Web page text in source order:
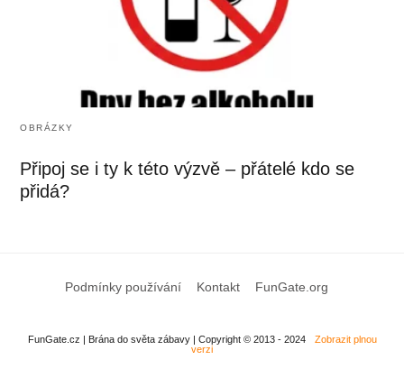
OBRÁZKY
Připoj se i ty k této výzvě – přátelé kdo se
přidá?
Podmínky používání Kontakt FunGate.org
FunGate.cz | Brána do světa zábavy | Copyright © 2013 - 2024
Zobrazit plnou
verzi